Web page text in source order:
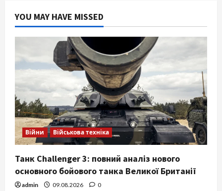
YOU MAY HAVE MISSED
Війни Військова техніка
Танк Challenger 3: повний аналіз нового
основного бойового танка Великої Британії
admin 09.08.2026 0